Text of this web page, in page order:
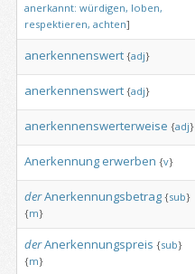
anerkannt: würdigen, loben,
respektieren, achten]
anerkennenswert {adj}
anerkennenswert {adj}
anerkennenswerterweise {adj}
Anerkennung erwerben {v}
derAnerkennungsbetrag {sub}
{m}
derAnerkennungspreis {sub}
{m}